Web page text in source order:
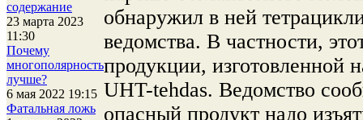
содержание
23 марта 2023
11:30
Почему
многополярность
лучше?
6 мая 2022 19:15
Фатальная ложь
обнаружил в ней
ведомства. В частности,
продукции, изготовленной
UHT-tehdas. Ведомство
опасный продукт надо